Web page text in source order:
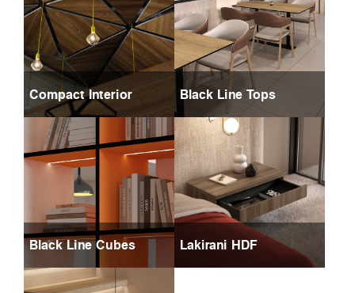
Compact Interior Black Line Tops
Black Line Cubes Lakirani HDF